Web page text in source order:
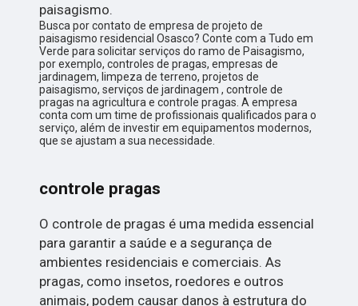
paisagismo.
Busca por contato de empresa de projeto de
paisagismo residencial Osasco? Conte com a Tudo em
Verde para solicitar serviços do ramo de Paisagismo,
por exemplo, controles de pragas, empresas de
jardinagem, limpeza de terreno, projetos de
paisagismo, serviços de jardinagem , controle de
pragas na agricultura e controle pragas. A empresa
conta com um time de profissionais qualificados para o
serviço, além de investir em equipamentos modernos,
que se ajustam a sua necessidade.
controle pragas
O controle de pragas é uma medida essencial
para garantir a saúde e a segurança de
ambientes residenciais e comerciais. As
pragas, como insetos, roedores e outros
animais, podem causar danos à estrutura do